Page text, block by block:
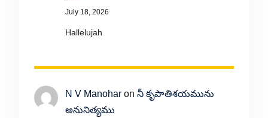
July 18, 2026
Hallelujah
N V Manoharon నీ కృపాతిశయమును
అనునిత్యము